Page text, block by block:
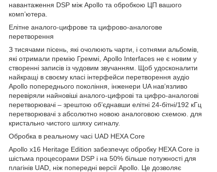
навантаження DSP між Apollo та обробкою ЦП вашого
комп’ютера.
Елітне аналого-цифрове та цифрово-аналогове
перетворення
З тисячами пісень, які очолюють чарти, і сотнями альбомів,
які отримали премію Греммі, Apollo Interfaces не є новим у
створенні записів із чудовим звучанням. Щоб удосконалити
найкращі в своєму класі інтерфейси перетворення аудіо
Apollo попереднього покоління, інженери UA нав’язливо
перевіряли найновіші аналого-цифрові та цифро-аналогові
перетворювачі – зрештою об’єднавши елітні 24-бітні/192 кГц
перетворювачі з абсолютно новою аналоговою схемою. для
кристально чистого шляху сигналу.
Обробка в реальному часі UAD HEXA Core
Apollo x16 Heritage Edition забезпечує обробку HEXA Core із
шістьма процесорами DSP і на 50% більше потужності для
плагінів UAD, ніж попередні версії Apollo. Це дозволяє